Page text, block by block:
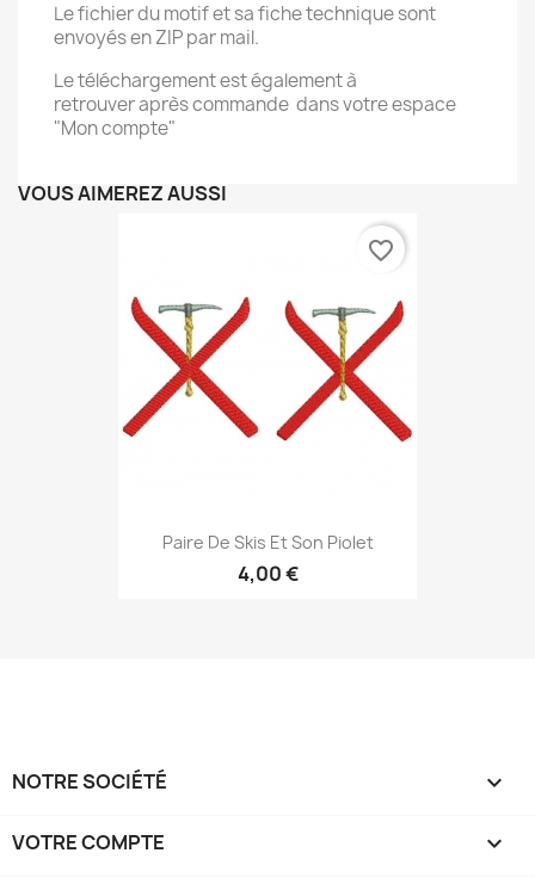
Le fichier du motif et sa fiche technique sont
envoyés en ZIP par mail.
Le téléchargement est également à
retrouver après commande dans votre espace
"Mon compte"
VOUS AIMEREZ AUSSI
Paire De Skis Et Son Piolet
4,00 €
favorite_border
NOTRE SOCIÉTÉ 
VOTRE COMPTE 